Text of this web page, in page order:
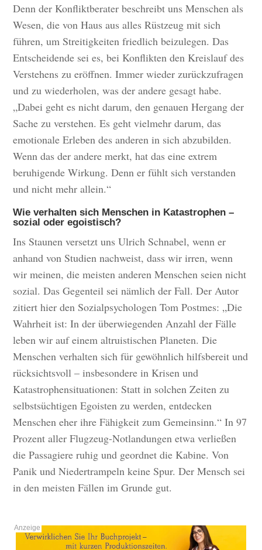
Denn der Konfliktberater beschreibt uns Menschen als
Wesen, die von Haus aus alles Rüstzeug mit sich
führen, um Streitigkeiten friedlich beizulegen. Das
Entscheidende sei es, bei Konflikten den Kreislauf des
Verstehens zu eröffnen. Immer wieder zurückzufragen
und zu wiederholen, was der andere gesagt habe.
„Dabei geht es nicht darum, den genauen Hergang der
Sache zu verstehen. Es geht vielmehr darum, das
emotionale Erleben des anderen in sich abzubilden.
Wenn das der andere merkt, hat das eine extrem
beruhigende Wirkung. Denn er fühlt sich verstanden
und nicht mehr allein.“
Wie verhalten sich Menschen in Katastrophen –
sozial oder egoistisch?
Ins Staunen versetzt uns Ulrich Schnabel, wenn er
anhand von Studien nachweist, dass wir irren, wenn
wir meinen, die meisten anderen Menschen seien nicht
sozial. Das Gegenteil sei nämlich der Fall. Der Autor
zitiert hier den Sozialpsychologen Tom Postmes: „Die
Wahrheit ist: In der überwiegenden Anzahl der Fälle
leben wir auf einem altruistischen Planeten. Die
Menschen verhalten sich für gewöhnlich hilfsbereit und
rücksichtsvoll – insbesondere in Krisen und
Katastrophensituationen: Statt in solchen Zeiten zu
selbstsüchtigen Egoisten zu werden, entdecken
Menschen eher ihre Fähigkeit zum Gemeinsinn.“ In 97
Prozent aller Flugzeug-Notlandungen etwa verließen
die Passagiere ruhig und geordnet die Kabine. Von
Panik und Niedertrampeln keine Spur. Der Mensch sei
in den meisten Fällen im Grunde gut.